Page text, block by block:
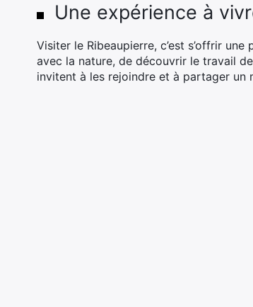
Une expérience à
Visiter le Ribeaupierre, c’est s’offrir une
avec la nature, de découvrir le travail
invitent à les rejoindre et à partager un